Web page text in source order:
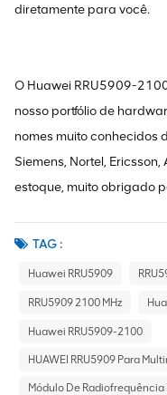
diretamente para você.
O Huawei RRU5909-
nosso portfólio de
nomes muito conhecidos
Siemens, Nortel,
estoque, muito obrigado
TAG :
Huawei RRU5909
RRU5909 2100 MHz
Huawei RRU5909-2100
HUAWEI RRU5909 Para
Módulo De Radiofrequência